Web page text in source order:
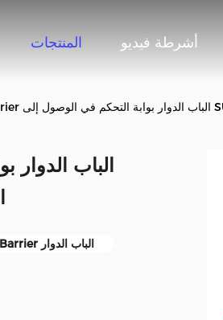
المنتجات أشرطة فيديو
بوابة يتأرجح Barrier الباب الدوار